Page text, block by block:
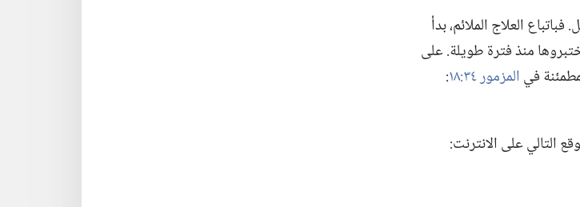
العلاج الملائم،‏ بدأ
منذ فترة طويلة.‏ على
فيالمزمور ٣٤:‏١٨
‏:‏
التالي على الانترنت:‏